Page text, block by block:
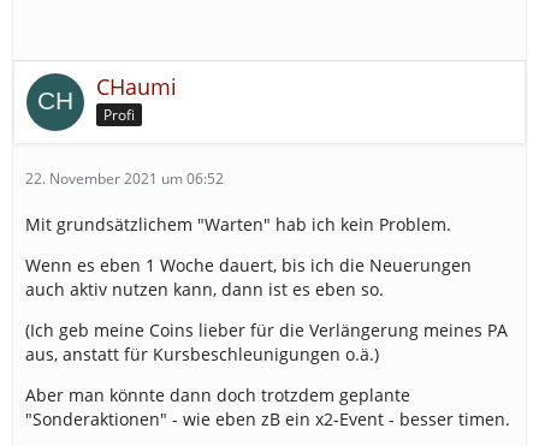
CHaumi
Profi
22. November 2021 um 06:52
Mit grundsätzlichem "Warten" hab ich kein Problem.
Wenn es eben 1 Woche dauert, bis ich die Neuerungen
auch aktiv nutzen kann, dann ist es eben so.
(Ich geb meine Coins lieber für die Verlängerung meines PA
aus, anstatt für Kursbeschleunigungen o.ä.)
Aber man könnte dann doch trotzdem geplante
"Sonderaktionen" - wie eben zB ein x2-Event - besser timen.